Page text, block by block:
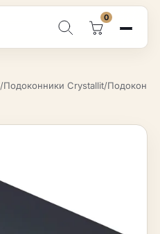
Поиск по каталогу
0
/Подоконники Crystallit/